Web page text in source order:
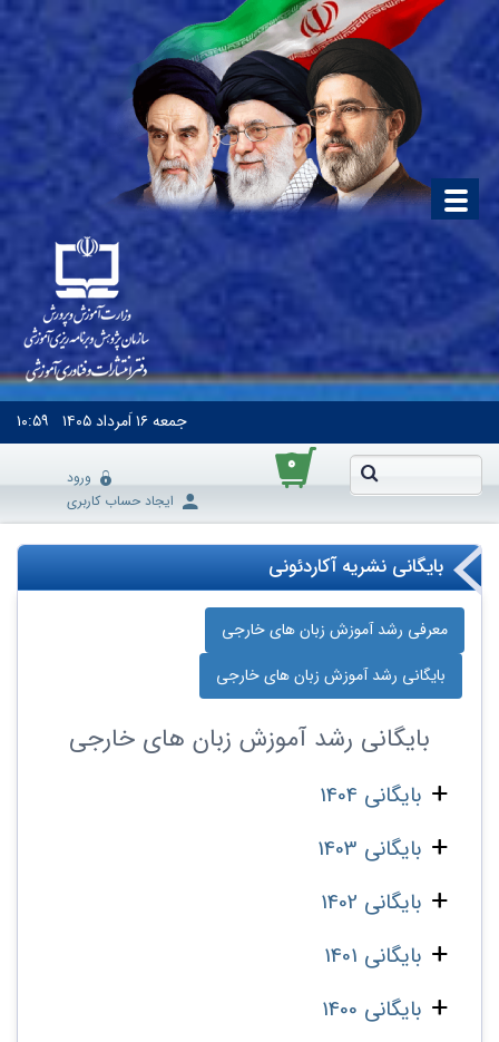
جمعه۱۶ اَمرداد ۱۴۰۵ ۱۰:۵۹
۰
ورود
ایجاد حساب کاربری
بایگانی نشریه آکاردئونی
معرفی رشد آموزش زبان‌ های خارجی
بایگانی رشد آموزش زبان‌ های خارجی
بایگانی رشد آموزش زبان‌ های خارجی
بایگانی 1404
بایگانی 1403
بایگانی 1402
بایگانی 1401
بایگانی 1400